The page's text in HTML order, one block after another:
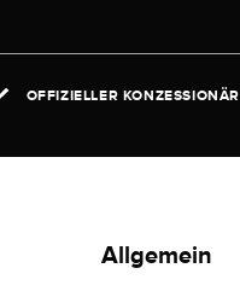
OFFIZIELLER KONZESSIONÄR
Allgemein